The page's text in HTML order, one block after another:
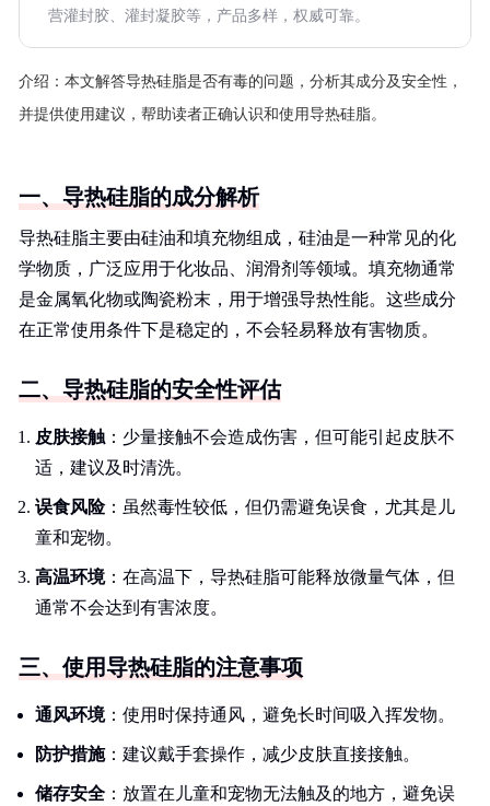
营灌封胶、灌封凝胶等，产品多样，权威可靠。
介绍： 本文解答导热硅脂是否有毒的问题，分析其成分及安全性，
并提供使用建议，帮助读者正确认识和使用导热硅脂。
一、导热硅脂的成分解析
导热硅脂主要由硅油和填充物组成，硅油是一种常见的化
学物质，广泛应用于化妆品、润滑剂等领域。填充物通常
是金属氧化物或陶瓷粉末，用于增强导热性能。这些成分
在正常使用条件下是稳定的，不会轻易释放有害物质。
二、导热硅脂的安全性评估
皮肤接触 ：少量接触不会造成伤害，但可能引起皮肤不
适，建议及时清洗。
误食风险：虽然毒性较低，但仍需避免误食，尤其是儿
童和宠物。
高温环境：在高温下，导热硅脂可能释放微量气体，但
通常不会达到有害浓度。
三、使用导热硅脂的注意事项
通风环境：使用时保持通风，避免长时间吸入挥发物。
防护措施：建议戴手套操作，减少皮肤直接接触。
储存安全 ：放置在儿童和宠物无法触及的地方，避免误